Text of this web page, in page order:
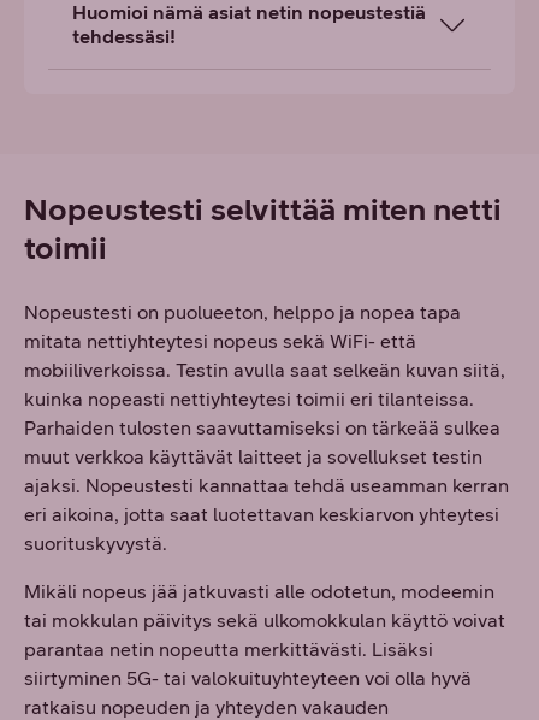
Huomioi nämä asiat netin nopeustestiä
tehdessäsi!
Nopeustesti selvittää miten netti
toimii
Nopeustesti on puolueeton, helppo ja nopea tapa
mitata nettiyhteytesi nopeus sekä WiFi- että
mobiiliverkoissa. Testin avulla saat selkeän kuvan siitä,
kuinka nopeasti nettiyhteytesi toimii eri tilanteissa.
Parhaiden tulosten saavuttamiseksi on tärkeää sulkea
muut verkkoa käyttävät laitteet ja sovellukset testin
ajaksi. Nopeustesti kannattaa tehdä useamman kerran
eri aikoina, jotta saat luotettavan keskiarvon yhteytesi
suorituskyvystä.
Mikäli nopeus jää jatkuvasti alle odotetun, modeemin
tai mokkulan päivitys sekä ulkomokkulan käyttö voivat
parantaa netin nopeutta merkittävästi. Lisäksi
siirtyminen 5G- tai valokuituyhteyteen voi olla hyvä
ratkaisu nopeuden ja yhteyden vakauden